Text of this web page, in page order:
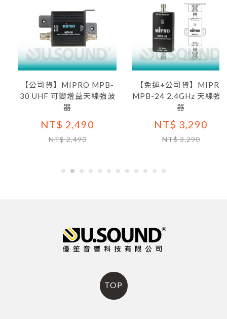
【公司貨】MIPRO MPB-
30 UHF 可變增益天線強波
器
NT$ 2,490
NT$ 2,490
【免運+公司貨】MIPRO
MPB-24 2.4GHz 天線強波
器
NT$ 3,290
NT$ 3,290
TOP